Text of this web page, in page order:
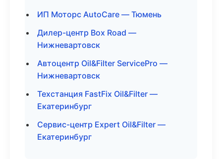
ИП Моторс AutoCare — Тюмень
Дилер-центр Box Road —
Нижневартовск
Автоцентр Oil&Filter ServicePro —
Нижневартовск
Техстанция FastFix Oil&Filter —
Екатеринбург
Сервис-центр Expert Oil&Filter —
Екатеринбург